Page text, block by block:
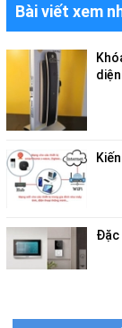
Bài viết xem
Đặc